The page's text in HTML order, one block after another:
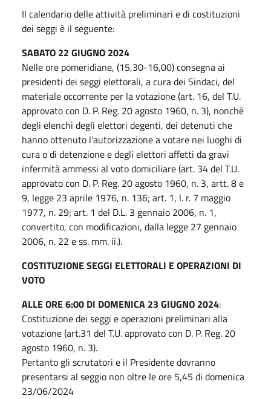
Il calendario delle attività preliminari e di costituzioni
dei seggi è il seguente:
SABATO 22 GIUGNO 2024
Nelle ore pomeridiane, (15,30-16,00) consegna ai
presidenti dei seggi elettorali, a cura dei Sindaci, del
materiale occorrente per la votazione (art. 16, del T.U.
approvato con D. P. Reg. 20 agosto 1960, n. 3), nonché
degli elenchi degli elettori degenti, dei detenuti che
hanno ottenuto l’autorizzazione a votare nei luoghi di
cura o di detenzione e degli elettori affetti da gravi
infermità ammessi al voto domiciliare (art. 34 del T.U.
approvato con D. P. Reg. 20 agosto 1960, n. 3, artt. 8 e
9, legge 23 aprile 1976, n. 136; art. 1, l. r. 7 maggio
1977, n. 29; art. 1 del D.L. 3 gennaio 2006, n. 1,
convertito, con modificazioni, dalla legge 27 gennaio
2006, n. 22 e ss. mm. ii.).
COSTITUZIONE SEGGI ELETTORALI E OPERAZIONI DI
VOTO
ALLE ORE 6:00 DI DOMENICA 23 GIUGNO 2024:
Costituzione dei seggi e operazioni preliminari alla
votazione (art.31 del T.U. approvato con D. P. Reg. 20
agosto 1960, n. 3).
Pertanto gli scrutatori e il Presidente dovranno
presentarsi al seggio non oltre le ore 5,45 di domenica
23/06/2024